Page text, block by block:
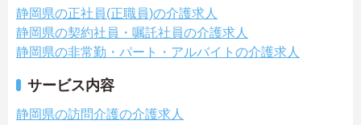
静岡県の正社員(正職員)の介護求人
静岡県の契約社員・嘱託社員の介護求人
静岡県の非常勤・パート・アルバイトの介護求人
サービス内容
静岡県の訪問介護の介護求人